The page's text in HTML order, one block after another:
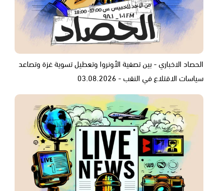
الحصاد الاخباري - بين تصفية الأونروا وتعطيل تسوية غزة وتصاعد
سياسات الاقتلاع في النقب - 03.08.2026